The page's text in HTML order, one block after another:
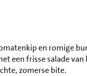
en romige
een frisse salade
zomerse bite.